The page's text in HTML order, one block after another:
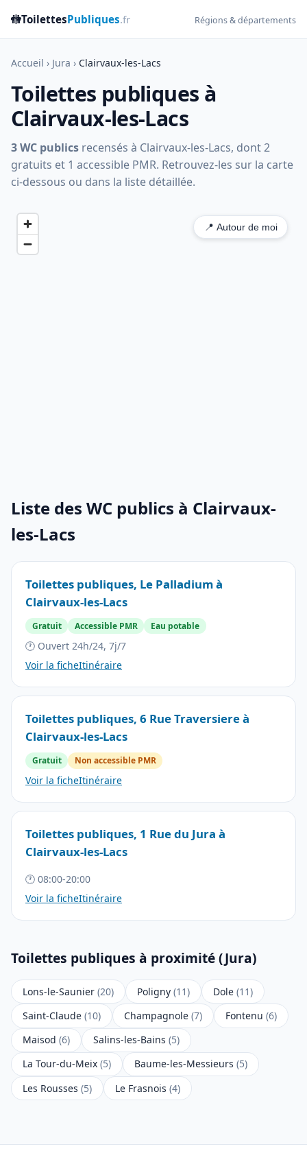
🚻ToilettesPubliques.fr Régions & départements
Accueil › Jura › Clairvaux-les-Lacs
Toilettes publiques à
Clairvaux-les-Lacs
3 WC publics recensés à Clairvaux-les-Lacs, dont 2
gratuits et 1 accessible PMR. Retrouvez-les sur la carte
ci-dessous ou dans la liste détaillée.
📍 Autour de moi
Liste des WC publics à Clairvaux-
les-Lacs
Toilettes publiques, Le Palladium à
Clairvaux-les-Lacs
Gratuit Accessible PMR Eau potable
🕐 Ouvert 24h/24, 7j/7
Voir la ficheItinéraire
Toilettes publiques, 6 Rue Traversiere à
Clairvaux-les-Lacs
Gratuit Non accessible PMR
Voir la ficheItinéraire
Toilettes publiques, 1 Rue du Jura à
Clairvaux-les-Lacs
🕐 08:00-20:00
Voir la ficheItinéraire
Toilettes publiques à proximité (Jura)
Lons-le-Saunier (20) Poligny (11) Dole (11)
Saint-Claude (10) Champagnole (7) Fontenu (6)
Maisod (6) Salins-les-Bains (5)
La Tour-du-Meix (5) Baume-les-Messieurs (5)
Les Rousses (5) Le Frasnois (4)